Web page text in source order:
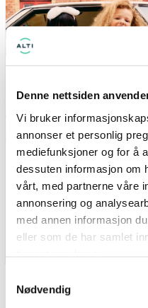
Denne nettsiden
Vi bruker
annonser et personlig
mediefunksjoner og for å
dessuten informasjon om
vårt, med partnerne våre
annonsering og
med annen informasjon
eller som de har samlet
Nødvendig
Kappahl
Medlemstilbud: 3 for 2 på
barnevarer
(gjelder ikke Newbie) Tilbudet
gjelder i perioden 7.8-17.8
(gjelder ikke Newbie) Tilbudet
gjelder i perioden 7.8-17.8